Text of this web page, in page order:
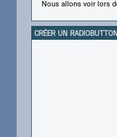
Nous allons voir lors
CRÉER UN